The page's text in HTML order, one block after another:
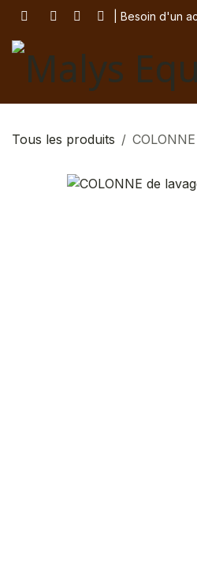
Se rendre au contenu| Besoin d'un
Tous les produits